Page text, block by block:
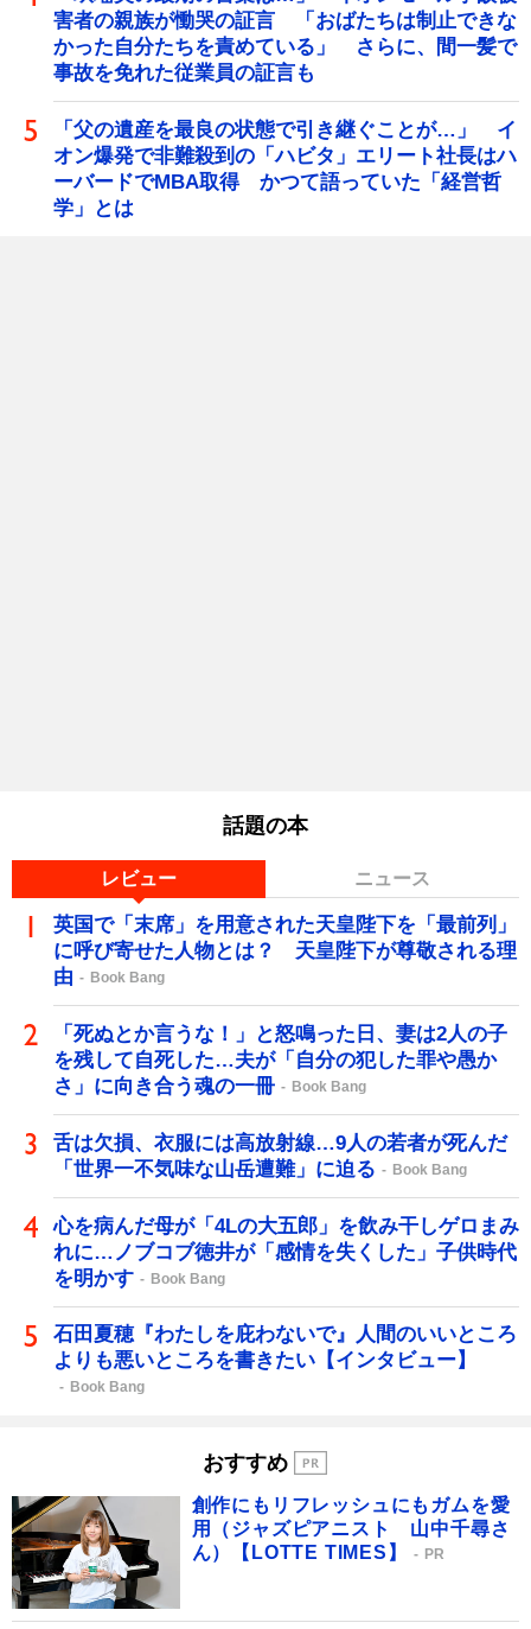
害者の親族が慟哭の証言 「おばたちは制止できな
かった自分たちを責めている」 さらに、間一髪で
事故を免れた従業員の証言も
「父の遺産を最良の状態で引き継ぐことが…」 イ
オン爆発で非難殺到の「ハビタ」エリート社長はハ
ーバードでMBA取得 かつて語っていた「経営哲
学」とは
話題の本
レビュー ニュース
英国で「末席」を用意された天皇陛下を「最前列」
に呼び寄せた人物とは？ 天皇陛下が尊敬される理
由
Book Bang
「死ぬとか言うな！」と怒鳴った日、妻は2人の子
を残して自死した…夫が「自分の犯した罪や愚か
さ」に向き合う魂の一冊
Book Bang
舌は欠損、衣服には高放射線…9人の若者が死んだ
「世界一不気味な山岳遭難」に迫る
Book Bang
心を病んだ母が「4Lの大五郎」を飲み干しゲロまみ
れに…ノブコブ徳井が「感情を失くした」子供時代
を明かす
Book Bang
石田夏穂『わたしを庇わないで』人間のいいところ
よりも悪いところを書きたい【インタビュー】
Book Bang
おすすめ
創作にもリフレッシュにもガムを愛
用（ジャズピアニスト 山中千尋さ
ん）【LOTTE TIMES】
PR